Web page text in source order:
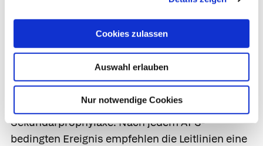
Cookies zulassen
Auswahl erlauben
Nur notwendige Cookies
Acetylsalicylsäure (ASS). Zusätzlich hilft ein
gesunder Lebensstil, um weitere
thrombosefördernde Risikofaktoren zu
reduzieren (siehe unten, Ihre Apotheke
Sekundärprophylaxe.Nach jedem APS-
bedingten Ereignis empfehlen die Leitlinien eine